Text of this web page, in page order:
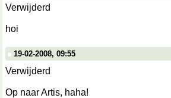
Verwijderd
hoi
19-02-2008, 09:55
Verwijderd
Op naar Artis, haha!